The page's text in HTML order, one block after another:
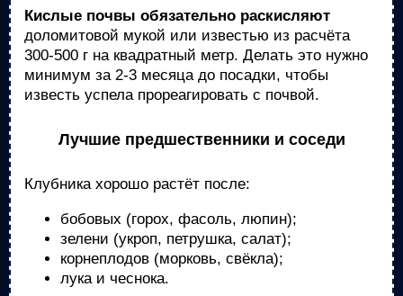
Кислые почвы обязательно раскисляют
доломитовой мукой или известью из расчёта
300-500 г на квадратный метр. Делать это нужно
минимум за 2-3 месяца до посадки, чтобы
известь успела прореагировать с почвой.
Лучшие предшественники и соседи
Клубника хорошо растёт после:
бобовых (горох, фасоль, люпин);
зелени (укроп, петрушка, салат);
корнеплодов (морковь, свёкла);
лука и чеснока.